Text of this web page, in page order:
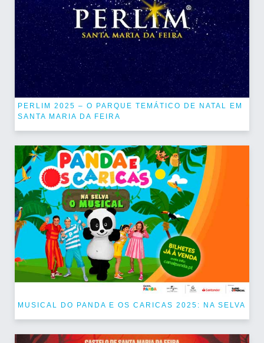
PERLIM 2025 – O PARQUE TEMÁTICO DE NATAL EM
SANTA MARIA DA FEIRA
MUSICAL DO PANDA E OS CARICAS 2025: NA SELVA